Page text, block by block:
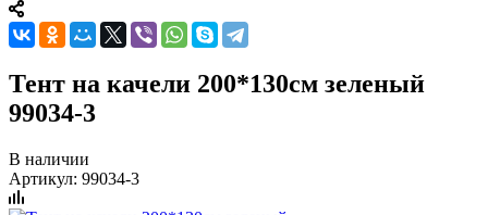
Тент на качели 200*130см зеленый
99034-3
В наличии
Артикул: 99034-3